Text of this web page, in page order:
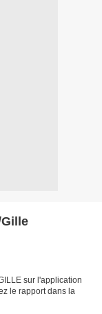
sur l'application
le rapport dans la